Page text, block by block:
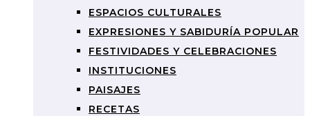
ESPACIOS CULTURALES
EXPRESIONES Y SABIDURÍA POPULAR
FESTIVIDADES Y CELEBRACIONES
INSTITUCIONES
PAISAJES
RECETAS